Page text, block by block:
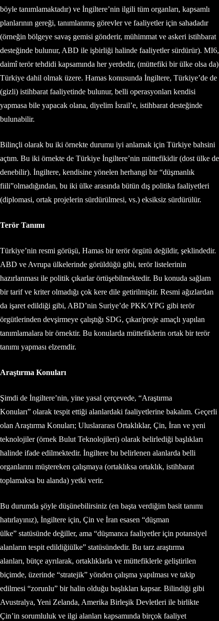
böyle tanımlamaktadır) ve İngiltere’nin ilgili tüm organları, kapsamlı
planlarının gereği, tanımlanmış görevler ve faaliyetler için sahadadır
(örneğin bölgeye savaş gemisi gönderir, mühimmat ve askeri istihbarat
desteğinde bulunur, ABD ile işbirliği halinde faaliyetler sürdürür). MI6,
daimî terör tehdidi kapsamında her yerdedir, (müttefiki bir ülke olsa da)
Türkiye dahil olmak üzere. Hamas konusunda İngiltere, Türkiye’de de
(gizli) istihbarat faaliyetinde bulunur, belli operasyonları kendisi
yapmasa bile yapacak olana, diyelim İsrail’e, istihbarat desteğinde
bulunabilir.
Bilinçli olarak bu iki örnekte durumu iyi anlamak için Türkiye bahsini
açtım. Bu iki örnekte de Türkiye İngiltere’nin müttefikidir (dost ülke de
denebilir). İngiltere, kendisine yönelen herhangi bir “düşmanlık
fiili”olmadığından, bu iki ülke arasında bütün dış politika faaliyetleri
(diplomasi, ortak projelerin sürdürülmesi, vs.) eksiksiz sürdürülür.
Terör Tanımı
Türkiye’nin resmi görüşü, Hamas bir terör örgütü değildir, şeklindedir.
ABD ve Avrupa ülkelerinde görüldüğü gibi, terör listelerinin
hazırlanması ile politik çıkarlar örtüşebilmektedir. Bu konuda sağlam
bir tarif ve kriter olmadığı çok kere dile getirilmiştir. Resmi ağızlardan
da işaret edildiği gibi, ABD’nin Suriye’de PKK/YPG gibi terör
örgütlerinden devşirmeye çalıştığı SDG, çıkar/proje amaçlı yapılan
tanımlamalara bir örnektir. Bu konularda müttefiklerin ortak bir terör
tanımı yapması elzemdir.
Araştırma Konuları
Şimdi de İngiltere’nin, yine yasal çerçevede, “Araştırma
Konuları” olarak tespit ettiği alanlardaki faaliyetlerine bakalım. Geçerli
olan Araştırma Konuları; Uluslararası Ortaklıklar, Çin, İran ve yeni
teknolojiler (örnek Bulut Teknolojileri) olarak belirlediği başlıkları
halinde ifade edilmektedir. İngiltere bu belirlenen alanlarda belli
organlarını müştereken çalışmaya (ortaklıksa ortaklık, istihbarat
toplamaksa bu alanda) yetki verir.
Bu durumda şöyle düşünebilirsiniz (en başta verdiğim basit tanımı
hatırlayınız), İngiltere için, Çin ve İran esasen “düşman
ülke” statüsünde değiller, ama “düşmanca faaliyetler için potansiyel
alanların tespit edildiğiülke” statüsündedir. Bu tarz araştırma
alanları, bütçe ayrılarak, ortaklıklarla ve müttefiklerle geliştirilen
biçimde, üzerinde “stratejik” yönden çalışma yapılması ve takip
edilmesi “zorunlu” bir halin olduğu başlıkları kapsar. Bilindiği gibi
Avustralya, Yeni Zelanda, Amerika Birleşik Devletleri ile birlikte
Çin’in sorumluluk ve ilgi alanları kapsamında birçok faaliyet